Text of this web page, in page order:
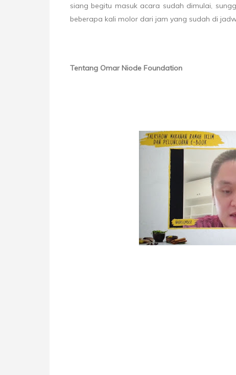
siang begitu masuk acara sudah dimulai,
beberapa kali molor dari jam yang sudah di
Tentang Omar Niode Foundation